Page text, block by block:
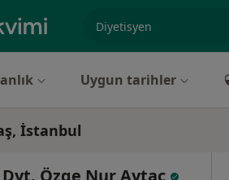
Uygun tarihler
İstanbul
Dyt. Özge Nur Aytaç